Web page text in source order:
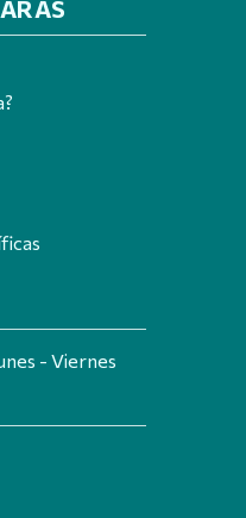
- Viernes